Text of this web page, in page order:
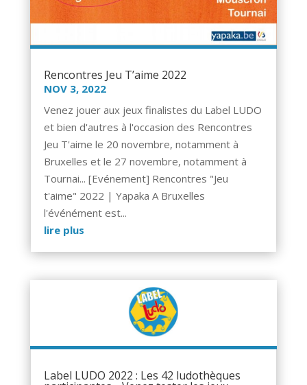
Rencontres Jeu T’aime 2022
NOV 3, 2022
Venez jouer aux jeux finalistes du Label LUDO
et bien d'autres à l'occasion des Rencontres
Jeu T'aime le 20 novembre, notamment à
Bruxelles et le 27 novembre, notamment à
Tournai... [Evénement] Rencontres "Jeu
t'aime" 2022 | Yapaka A Bruxelles
l'événément est...
lire plus
Label LUDO 2022 : Les 42 ludothèques